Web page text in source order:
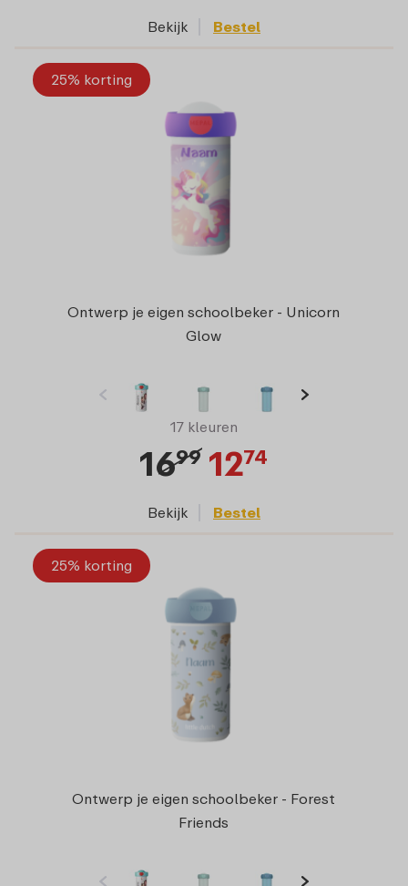
Bekijk Bestel
25% korting
Ontwerp je eigen schoolbeker - Unicorn
Glow
17 kleuren
1699 1274
Bekijk Bestel
25% korting
Ontwerp je eigen schoolbeker - Forest
Friends